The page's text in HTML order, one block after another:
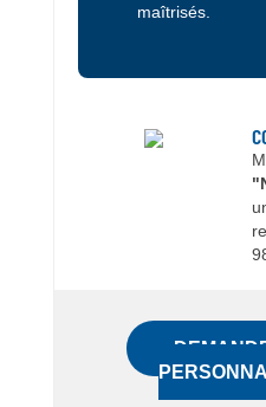
maîtrisés.